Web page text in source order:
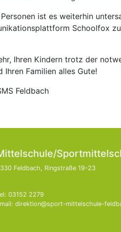
ist es weiterhin
Schoolfox
Ihren Kindern trotz der
Ihren Familien alles Gute!
Feldbach
Feldbach, Ringstraße 19-23
03152 2279
direktion@sport-mittelschule-